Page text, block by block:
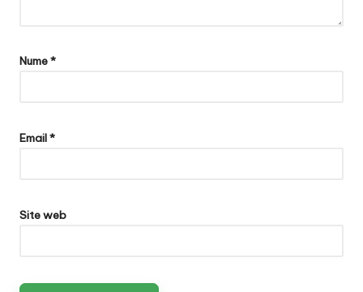
Nume*
Email*
Site web